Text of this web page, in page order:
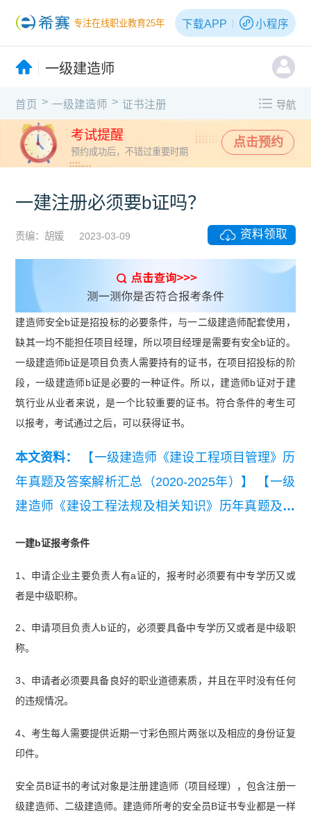
专注在线职业教育25年 下载APP 小程序
一级建造师
首页 > 一级建造师 > 证书注册 导航
考试提醒
预约成功后，不错过重要时期
点击预约
一建注册必须要b证吗？
责编：胡媛 2023-03-09 资料领取
建造师安全b证是招投标的必要条件，与一二级建造师配套使用，
缺其一均不能担任项目经理，所以项目经理是需要有安全b证的。
一级建造师b证是项目负责人需要持有的证书，在项目招投标的阶
段，一级建造师b证是必要的一种证件。所以，建造师b证对于建
筑行业从业者来说，是一个比较重要的证书。符合条件的考生可
以报考，考试通过之后，可以获得证书。
本文资料：
【一级建造师《建设工程项目管理》历
年真题及答案解析汇总（2020-2025年）】
【一级
建造师《建设工程法规及相关知识》历年真题及答
5年）】 【2025年一级建造师《建设工程法规及相
关知识》真题答案及解析】
设工程项目管理真题及答案.pdf】
一建b证报考条件
1、申请企业主要负责人有a证的，报考时必须要有中专学历又或
者是中级职称。
2、申请项目负责人b证的，必须要具备中专学历又或者是中级职
称。
3、申请者必须要具备良好的职业道德素质，并且在平时没有任何
的违规情况。
4、考生每人需要提供近期一寸彩色照片两张以及相应的身份证复
印件。
安全员B证书的考试对象是注册建造师（项目经理），包含注册一
级建造师、二级建造师。建造师所考的安全员B证书专业都是一样